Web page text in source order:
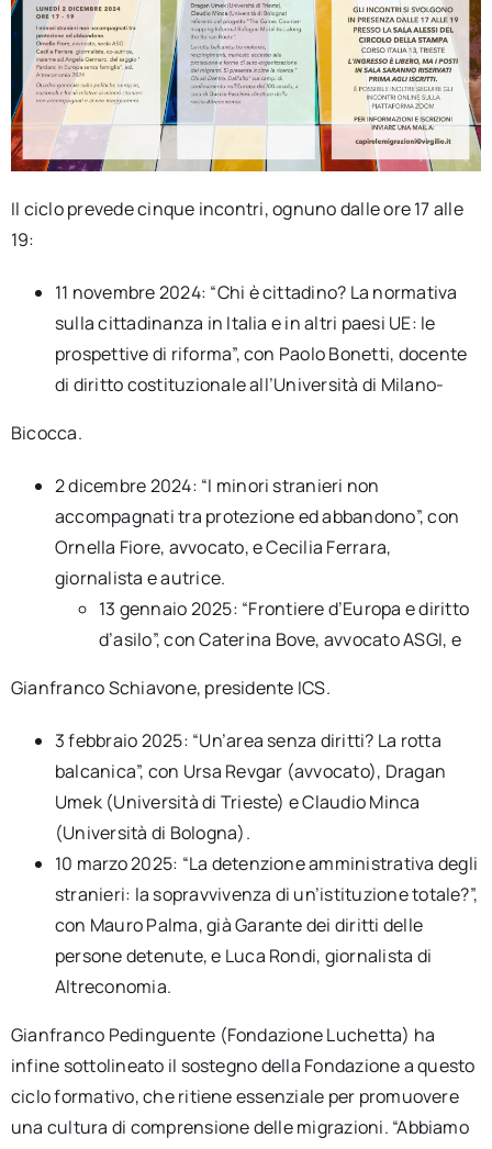
Il ciclo prevede cinque incontri, ognuno dalle ore 17 alle
19:
11 novembre 2024: “Chi è cittadino? La normativa
sulla cittadinanza in Italia e in altri paesi UE: le
prospettive di riforma”, con Paolo Bonetti, docente
di diritto costituzionale all’Università di Milano-
Bicocca.
2 dicembre 2024: “I minori stranieri non
accompagnati tra protezione ed abbandono”, con
Ornella Fiore, avvocato, e Cecilia Ferrara,
giornalista e autrice.
13 gennaio 2025: “Frontiere d’Europa e diritto
d’asilo”, con Caterina Bove, avvocato ASGI, e
Gianfranco Schiavone, presidente ICS.
3 febbraio 2025: “Un’area senza diritti? La rotta
balcanica”, con Ursa Revgar (avvocato), Dragan
Umek (Università di Trieste) e Claudio Minca
(Università di Bologna).
10 marzo 2025: “La detenzione amministrativa degli
stranieri: la sopravvivenza di un’istituzione totale?”,
con Mauro Palma, già Garante dei diritti delle
persone detenute, e Luca Rondi, giornalista di
Altreconomia.
Gianfranco Pedinguente (Fondazione Luchetta) ha
infine sottolineato il sostegno della Fondazione a questo
ciclo formativo, che ritiene essenziale per promuovere
una cultura di comprensione delle migrazioni. “Abbiamo